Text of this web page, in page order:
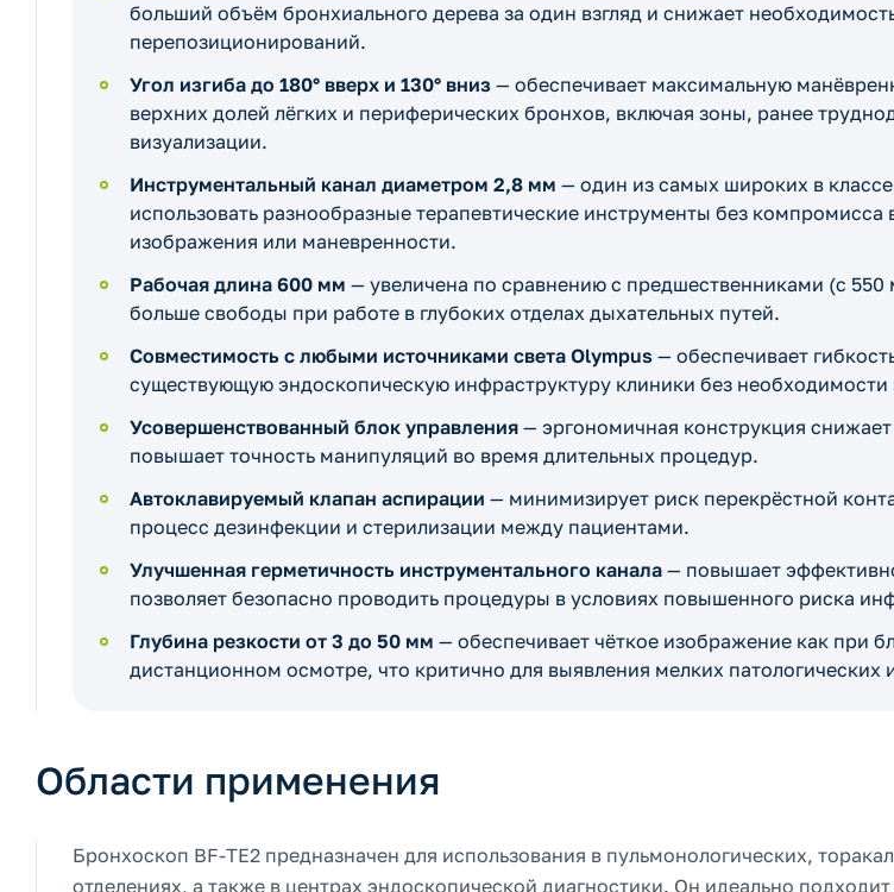
больший объём бронхиального дерева за один взгляд и снижает
перепозиционирований.
Угол изгиба до 180° вверх и 130° вниз — обеспечивает максимальную
верхних долей лёгких и периферических бронхов, включая зоны, ранее
визуализации.
Инструментальный канал диаметром 2,8 мм — один из самых широких в
использовать разнообразные терапевтические инструменты без компромисса
изображения или маневренности.
Рабочая длина 600 мм — увеличена по сравнению с предшественниками (с 550
больше свободы при работе в глубоких отделах дыхательных путей.
Совместимость с любыми источниками света Olympus — обеспечивает
существующую эндоскопическую инфраструктуру клиники без
Усовершенствованный блок управления — эргономичная конструкция снижает
повышает точность манипуляций во время длительных процедур.
Автоклавируемый клапан аспирации — минимизирует риск перекрёстной
процесс дезинфекции и стерилизации между пациентами.
Улучшенная герметичность инструментального канала — повышает
позволяет безопасно проводить процедуры в условиях повышенного риска
Глубина резкости от 3 до 50 мм — обеспечивает чёткое изображение как при
дистанционном осмотре, что критично для выявления мелких патологических
Области применения
Бронхоскоп BF-TE2 предназначен для использования в пульмонологических,
отделениях, а также в центрах эндоскопической диагностики. Он идеально